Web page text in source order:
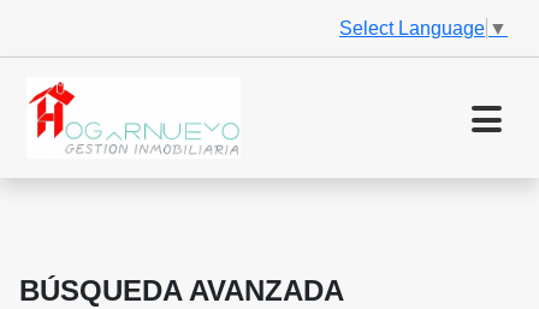
Select Language ▼
BÚSQUEDA AVANZADA